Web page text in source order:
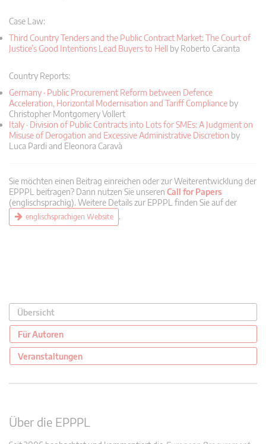
Case Law:
Third Country Tenders and the Public Contract Market: The Court of
Justice’s Good Intentions Lead Buyers to Hell
by Roberto Caranta
Country Reports:
Germany · Public Procurement Reform between Defence
Acceleration, Horizontal Modernisation and Tariff Compliance by
Christopher Montgomery Vollert
Italy · Division of Public Contracts into Lots for SMEs: A Judgment on
Misuse of Derogation and Excessive Administrative Discretion by
Luca Pardi and Eleonora Caravà
Sie möchten einen Beitrag einreichen oder zur Weiterentwicklung der
EPPPL beitragen? Dann nutzen Sie unseren Call for Papers
(englischsprachig). Weitere Details zur EPPPL finden Sie auf der
englischsprachigen Website .
Übersicht
Für Autoren
Veranstaltungen
Über die EPPPL